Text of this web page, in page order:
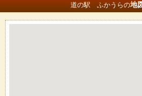
道の駅 ふかうらの地